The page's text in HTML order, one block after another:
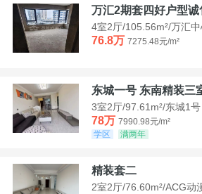
万汇2期套四好户型诚
4室2厅/105.56m²/万汇中
76.8万 7275.48元/m²
东城一号 东南精装三
3室2厅/97.61m²/东城1号
78万 7990.98元/m²
学区
满两年
精装套二
2室2厅/76.60m²/ACG动